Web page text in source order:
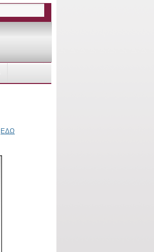
ΕΔΩ